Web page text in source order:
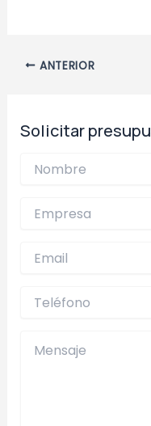
Navegación
ANTERIOR
Solicitar